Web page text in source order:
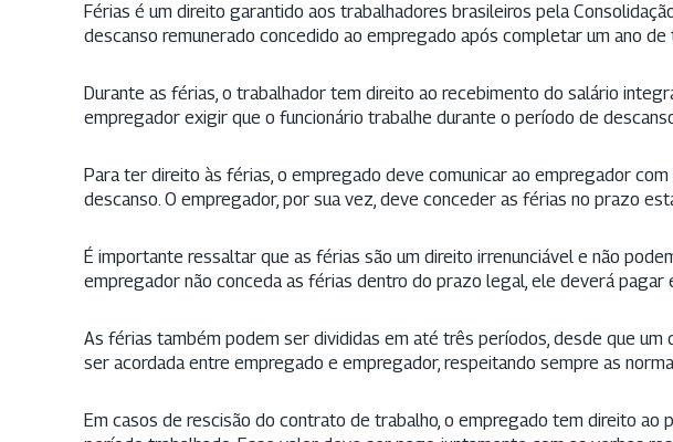
Férias é um direito garantido aos trabalhadores brasileiros pela
descanso remunerado concedido ao empregado após completar um ano
Durante as férias, o trabalhador tem direito ao recebimento do salário
empregador exigir que o funcionário trabalhe durante o período de
Para ter direito às férias, o empregado deve comunicar ao empregador
descanso. O empregador, por sua vez, deve conceder as férias no prazo
É importante ressaltar que as férias são um direito irrenunciável e não
empregador não conceda as férias dentro do prazo legal, ele deverá
As férias também podem ser divididas em até três períodos, desde que
ser acordada entre empregado e empregador, respeitando sempre as
Em casos de rescisão do contrato de trabalho, o empregado tem direito ao